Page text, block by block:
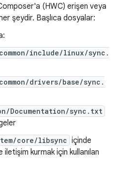
(HWC) erişen veya
şeydir. Başlıca dosyalar:
include/linux/sync.
drivers/base/sync.
Documentation/sync.txt
core/libsync içinde
iletişim kurmak için kullanılan